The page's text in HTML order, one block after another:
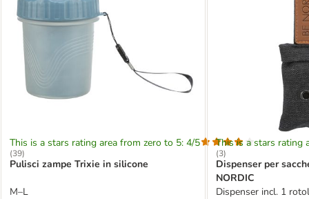
This is a stars rating area from zero to 5: 4/5
(39)
Pulisci zampe Trixie in silicone
M–L
This is a stars rating
(3)
Dispenser per
NORDIC
Dispenser incl. 1